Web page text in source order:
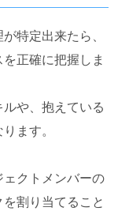
特定出来たら、
正確に把握しま
や、抱えている
ます。
クトメンバーの
割り当てること